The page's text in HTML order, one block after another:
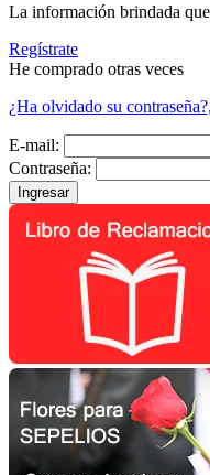
La información brindada
Regístrate
He comprado otras veces
¿Ha olvidado su
E-mail:
Contraseña: